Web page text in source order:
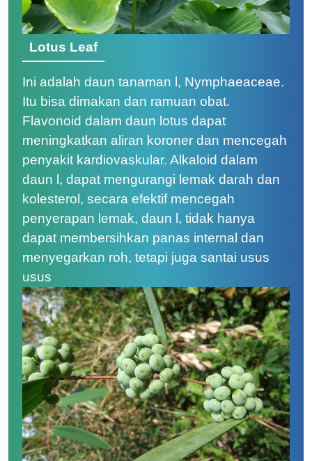
Lotus Leaf
Ini adalah daun tanaman l, Nymphaeaceae.
Itu bisa dimakan dan ramuan obat.
Flavonoid dalam daun lotus dapat
meningkatkan aliran koroner dan mencegah
penyakit kardiovaskular. Alkaloid dalam
daun l, dapat mengurangi lemak darah dan
kolesterol, secara efektif mencegah
penyerapan lemak, daun l, tidak hanya
dapat membersihkan panas internal dan
menyegarkan roh, tetapi juga santai usus
usus